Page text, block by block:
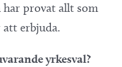
har provat allt som
erbjuda.
yrkesval?